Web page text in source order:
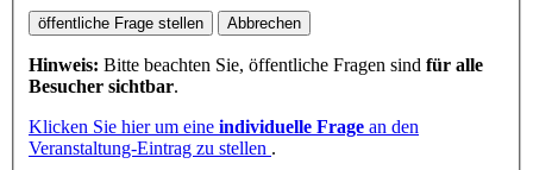
öffentliche Frage stellen Abbrechen
Hinweis: Bitte beachten Sie, öffentliche Fragen sind für alle
Besucher sichtbar.
Klicken Sie hier um eine individuelle Frage an den
Veranstaltung-Eintrag zu stellen .